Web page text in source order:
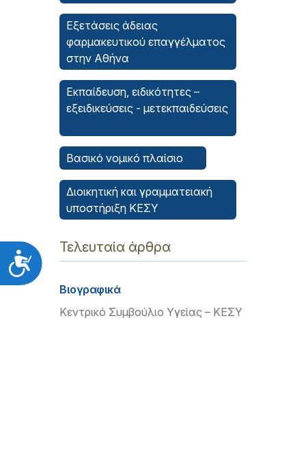
Προσιτότητα
Εξετάσεις άδειας
φαρμακευτικού επαγγέλματος
στην Αθήνα
Εκπαίδευση, ειδικότητες –
εξειδικεύσεις - μετεκπαιδεύσεις
Βασικό νομικό πλαίσιο
Διοικητική και γραμματειακή
υποστήριξη ΚΕΣΥ
Τελευταία άρθρα
Βιογραφικά
Κεντρικό Συμβούλιο Υγείας – ΚΕΣΥ